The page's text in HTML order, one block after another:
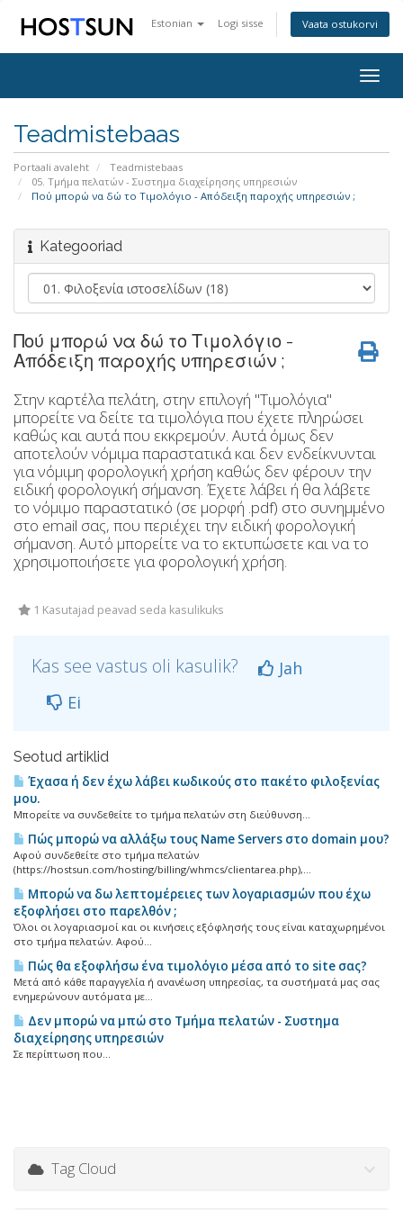
Estonian Logi sisse Vaata ostukorvi
Teadmistebaas
Portaali avaleht
Teadmistebaas
05. Τμήμα πελατών - Συστημα διαχείρησης υπηρεσιών
Πού μπορώ να δώ το Τιμολόγιο - Απόδειξη παροχής υπηρεσιών ;
Kategooriad
Πού μπορώ να δώ το Τιμολόγιο -
Απόδειξη παροχής υπηρεσιών ;
Στην καρτέλα πελάτη, στην επιλογή "Τιμολόγια"
μπορείτε να δείτε τα τιμολόγια που έχετε πληρώσει
καθώς και αυτά που εκκρεμούν. Αυτά όμως δεν
αποτελούν νόμιμα παραστατικά και δεν ενδείκνυνται
για νόμιμη φορολογική χρήση καθώς δεν φέρουν την
ειδική φορολογική σήμανση. Έχετε λάβει ή θα λάβετε
το νόμιμο παραστατικό (σε μορφή .pdf) στο συνημμένο
στο email σας, που περιέχει την ειδική φορολογική
σήμανση. Αυτό μπορείτε να το εκτυπώσετε και να το
χρησιμοποιήσετε για φορολογική χρήση.
1 Kasutajad peavad seda kasulikuks
Kas see vastus oli kasulik?
Jah
Ei
Seotud artiklid
Έχασα ή δεν έχω λάβει κωδικούς στο πακέτο φιλοξενίας
μου.
Μπορείτε να συνδεθείτε το τμήμα πελατών στη διεύθυνση...
Πώς μπορώ να αλλάξω τους Name Servers στο domain μου?
Αφού συνδεθείτε στο τμήμα πελατών
(https://hostsun.com/hosting/billing/whmcs/clientarea.php),...
Μπορώ να δω λεπτομέρειες των λογαριασμών που έχω
εξοφλήσει στο παρελθόν ;
Όλοι οι λογαριασμοί και οι κινήσεις εξόφλησής τους είναι καταχωρημένοι
στο τμήμα πελατών. Αφού...
Πώς θα εξοφλήσω ένα τιμολόγιο μέσα από το site σας?
Μετά από κάθε παραγγελία ή ανανέωση υπηρεσίας, τα συστήματά μας σας
ενημερώνουν αυτόματα με...
Δεν μπορώ να μπώ στο Τμήμα πελατών - Συστημα
διαχείρησης υπηρεσιών
Σε περίπτωση που...
Tag Cloud